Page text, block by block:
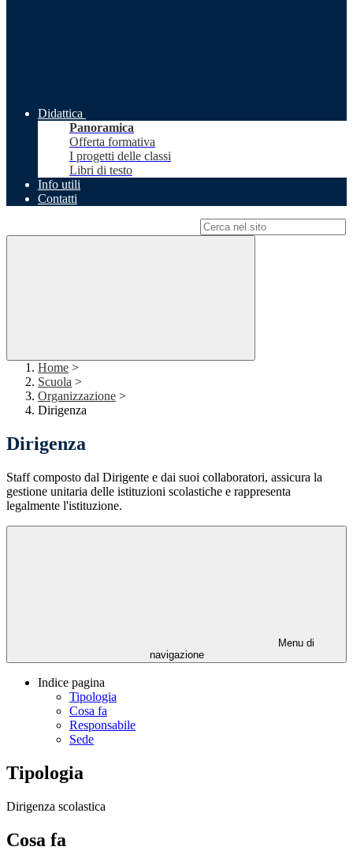
Didattica
Panoramica
Offerta formativa
I progetti delle classi
Libri di testo
Info utili
Contatti
Home >
Scuola >
Organizzazione >
Dirigenza
Dirigenza
Staff composto dal Dirigente e dai suoi collaboratori, assicura la
gestione unitaria delle istituzioni scolastiche e rappresenta
legalmente l'istituzione.
Menu di
navigazione
Indice pagina
Tipologia
Cosa fa
Responsabile
Sede
Tipologia
Dirigenza scolastica
Cosa fa